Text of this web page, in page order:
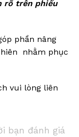
rõ trên phiếu
phần nâng
nhằm phục
vui lòng liên
bạn đánh giá